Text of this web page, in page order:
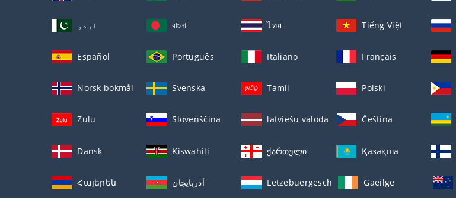
اردو বাংলা ไทย Tiếng Việt
Español Português Italiano Français
Norsk bokmål Svenska Tamil Polski
Zulu Slovenščina latviešu valoda Čeština
Dansk Kiswahili ქართული Қазақша
Հայերեն آذربايجان Lëtzebuergesch Gaeilge